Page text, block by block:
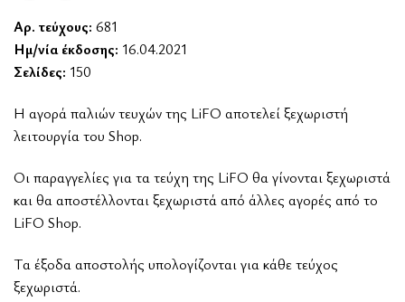
Αρ. τεύχους: 681
Ημ/νία έκδοσης: 16.04.2021
Σελίδες: 150
Η αγορά παλιών τευχών της LiFO αποτελεί ξεχωριστή
λειτουργία του Shop.
Οι παραγγελίες για τα τεύχη της LiFO θα γίνονται ξεχωριστά
και θα αποστέλλονται ξεχωριστά από άλλες αγορές από το
LiFO Shop.
Tα έξοδα αποστολής υπολογίζονται για κάθε τεύχος
ξεχωριστά.